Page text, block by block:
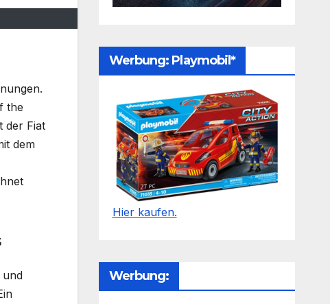
the
der Fiat
dem
und
Werbung: Playmobil*
Hier kaufen.
Werbung: